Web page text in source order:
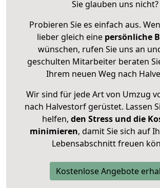
Sie glauben uns nicht?
Probieren Sie es einfach aus.
lieber gleich eine persönliche
wünschen, rufen Sie uns an
geschulten Mitarbeiter beraten
Ihrem neuen Weg nach
Wir sind für jede Art von Umzug
nach Halvestorf gerüstet. Lassen
helfen, den Stress und die
minimieren, damit Sie sich auf
Lebensabschnitt freuen
Kostenlose Angebote